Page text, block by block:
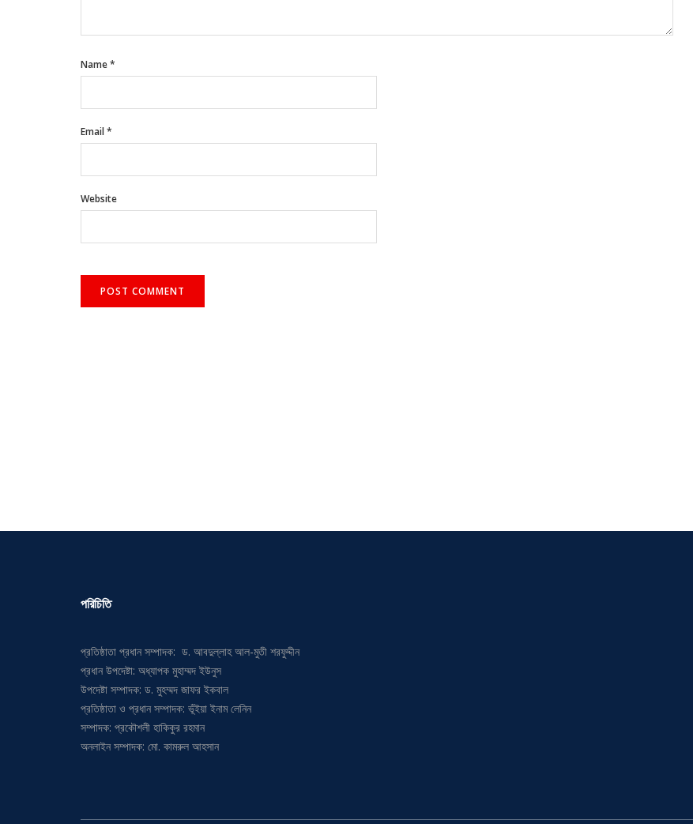
Name*
Email*
Website
পরিচিতি
প্রতিষ্ঠাতা প্রধান সম্পাদক: ড. আবদুল্লাহ আল-মুতী শরফুদ্দীন
প্রধান উপদেষ্টা: অধ্যাপক মুহাম্মদ ইউনুস
উপদেষ্টা সম্পাদক: ড. মুহম্মদ জাফর ইকবাল
প্রতিষ্ঠাতা ও প্রধান সম্পাদক: ভূঁইয়া ইনাম লেনিন
সম্পাদক: প্রকৌশলী হাকিকুর রহমান
অনলাইন সম্পাদক: মো. কামরুল আহসান